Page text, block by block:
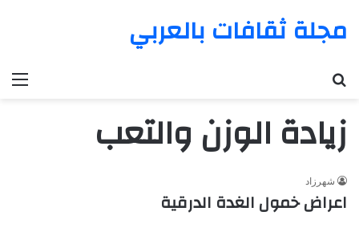
مجلة ثقافات بالعربي
زيادة الوزن والتعب
شهرزاد
اعراض خمول الغدة الدرقية